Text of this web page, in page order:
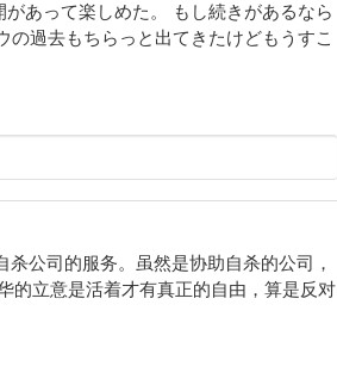
あって楽しめた。 もし続きがあるなら
過去もちらっと出てきたけどもうすこ
公司的服务。虽然是协助自杀的公司，
的立意是活着才有真正的自由，算是反对